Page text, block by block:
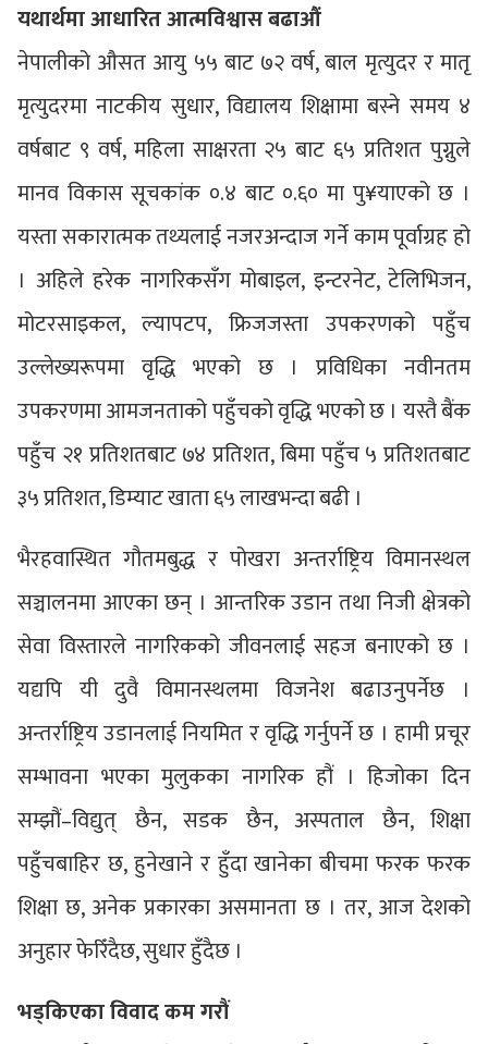
यथार्थमा आधारित आत्मविश्वास बढाऔं
नेपालीको औसत आयु ५५ बाट ७२ वर्ष, बाल मृत्युदर र मातृ
मृत्युदरमा नाटकीय सुधार, विद्यालय शिक्षामा बस्ने समय ४
वर्षबाट ९ वर्ष, महिला साक्षरता २५ बाट ६५ प्रतिशत पुग्नुले
मानव विकास सूचकांक ०.४ बाट ०.६० मा पु¥याएको छ ।
यस्ता सकारात्मक तथ्यलाई नजरअन्दाज गर्ने काम पूर्वाग्रह हो
। अहिले हरेक नागरिकसँग मोबाइल, इन्टरनेट, टेलिभिजन,
मोटरसाइकल, ल्यापटप, फ्रिजजस्ता उपकरणको पहुँच
उल्लेख्यरूपमा वृद्धि भएको छ । प्रविधिका नवीनतम
उपकरणमा आमजनताको पहुँचको वृद्धि भएको छ । यस्तै बैंक
पहुँच २१ प्रतिशतबाट ७४ प्रतिशत, बिमा पहुँच ५ प्रतिशतबाट
३५ प्रतिशत, डिम्याट खाता ६५ लाखभन्दा बढी ।
भैरहवास्थित गौतमबुद्ध र पोखरा अन्तर्राष्ट्रिय विमानस्थल
सञ्चालनमा आएका छन् । आन्तरिक उडान तथा निजी क्षेत्रको
सेवा विस्तारले नागरिकको जीवनलाई सहज बनाएको छ ।
यद्यपि यी दुवै विमानस्थलमा विजनेश बढाउनुपर्नेछ ।
अन्तर्राष्ट्रिय उडानलाई नियमित र वृद्धि गर्नुपर्ने छ । हामी प्रचूर
सम्भावना भएका मुलुकका नागरिक हौं । हिजोका दिन
सम्झौं–विद्युत् छैन, सडक छैन, अस्पताल छैन, शिक्षा
पहुँचबाहिर छ, हुनेखाने र हुँदा खानेका बीचमा फरक फरक
शिक्षा छ, अनेक प्रकारका असमानता छ । तर, आज देशको
अनुहार फेरिँदैछ, सुधार हुँदैछ ।
भड्किएका विवाद कम गरौं